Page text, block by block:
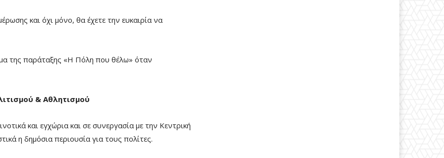
και όχι μόνο, θα έχετε την ευκαιρία να
της παράταξης «Η Πόλη που θέλω» όταν
& Αθλητισμού
και εγχώρια και σε συνεργασία με την Κεντρική
η δημόσια περιουσία για τους πολίτες.